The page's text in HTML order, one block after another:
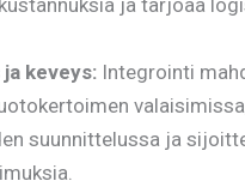
ja tarjoaa
keveys: Integrointi
suunnittelussa ja